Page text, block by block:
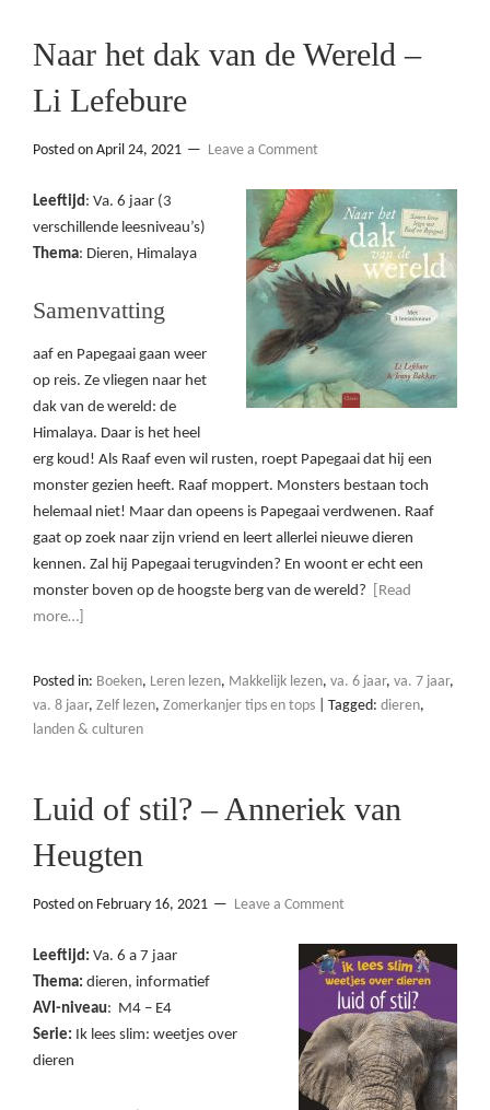
Naar het dak van de Wereld –
Li Lefebure
Posted on April 24, 2021 Leave a Comment
Leeftijd: Va. 6 jaar (3
verschillende leesniveau’s)
Thema: Dieren, Himalaya
Samenvatting
aaf en Papegaai gaan weer
op reis. Ze vliegen naar het
dak van de wereld: de
Himalaya. Daar is het heel
erg koud! Als Raaf even wil rusten, roept Papegaai dat hij een
monster gezien heeft. Raaf moppert. Monsters bestaan toch
helemaal niet! Maar dan opeens is Papegaai verdwenen. Raaf
gaat op zoek naar zijn vriend en leert allerlei nieuwe dieren
kennen. Zal hij Papegaai terugvinden? En woont er echt een
monster boven op de hoogste berg van de wereld?
[Read
more…]
Posted in: Boeken, Leren lezen, Makkelijk lezen, va. 6 jaar, va. 7 jaar,
va. 8 jaar, Zelf lezen, Zomerkanjer tips en tops Tagged: dieren,
landen & culturen
Luid of stil? – Anneriek van
Heugten
Posted on February 16, 2021 Leave a Comment
Leeftijd: Va. 6 a 7 jaar
Thema: dieren, informatief
AVI-niveau: M4 – E4
Serie: Ik lees slim: weetjes over
dieren